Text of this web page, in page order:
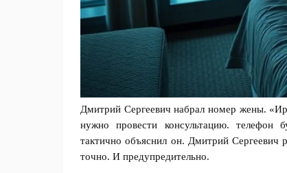
Дмитрий Сергеевич набрал номер жены.
нужно провести консультацию. телефон
тактично объяснил он. Дмитрий Сергеевич
точно. И предупредительно.